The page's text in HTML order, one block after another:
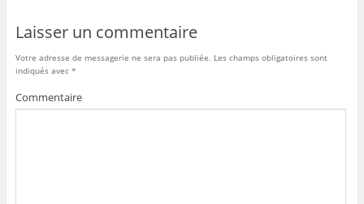
Laisser un commentaire
Votre adresse de messagerie ne sera pas publiée. Les champs obligatoires sont
indiqués avec *
Commentaire